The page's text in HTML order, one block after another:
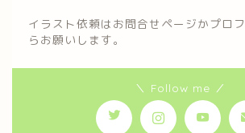
イラスト依頼はお問合せページかプロ
らお願いします。
＼ Follow me ／